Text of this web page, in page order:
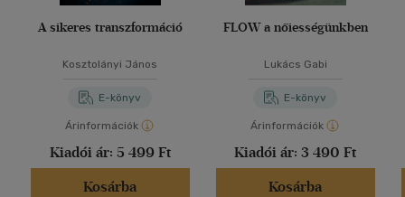
A sikeres transzformáció
Kosztolányi János
E-könyv
Árinformációk
Kiadói ár: 5 499 Ft
Kosárba
FLOW a nőiességünkben
Lukács Gabi
E-könyv
Árinformációk
Kiadói ár: 3 490 Ft
Kosárba